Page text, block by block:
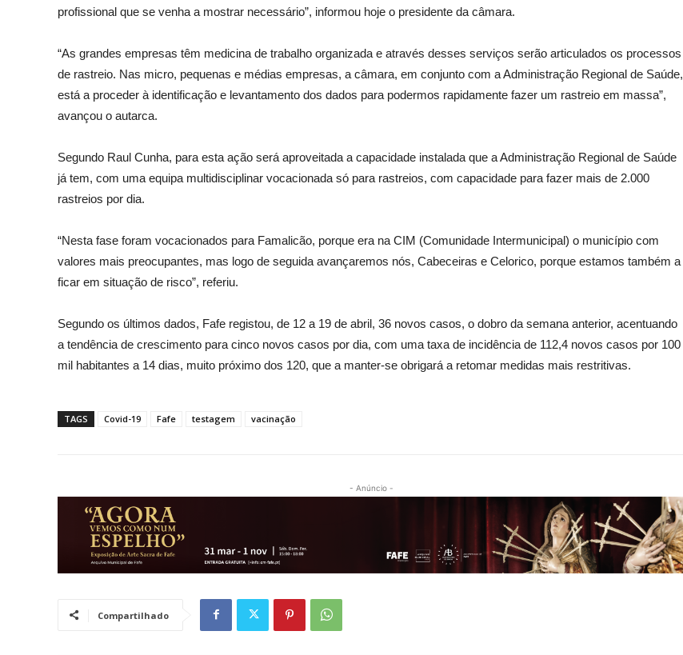
profissional que se venha a mostrar necessário”, informou hoje o presidente da câmara.
“As grandes empresas têm medicina de trabalho organizada e através desses serviços serão articulados os processos
de rastreio. Nas micro, pequenas e médias empresas, a câmara, em conjunto com a Administração Regional de Saúde,
está a proceder à identificação e levantamento dos dados para podermos rapidamente fazer um rastreio em massa”,
avançou o autarca.
Segundo Raul Cunha, para esta ação será aproveitada a capacidade instalada que a Administração Regional de Saúde
já tem, com uma equipa multidisciplinar vocacionada só para rastreios, com capacidade para fazer mais de 2.000
rastreios por dia.
“Nesta fase foram vocacionados para Famalicão, porque era na CIM (Comunidade Intermunicipal) o município com
valores mais preocupantes, mas logo de seguida avançaremos nós, Cabeceiras e Celorico, porque estamos também a
ficar em situação de risco”, referiu.
Segundo os últimos dados, Fafe registou, de 12 a 19 de abril, 36 novos casos, o dobro da semana anterior, acentuando
a tendência de crescimento para cinco novos casos por dia, com uma taxa de incidência de 112,4 novos casos por 100
mil habitantes a 14 dias, muito próximo dos 120, que a manter-se obrigará a retomar medidas mais restritivas.
TAGS Covid-19 Fafe testagem vacinação
- Anúncio -
Compartilhado